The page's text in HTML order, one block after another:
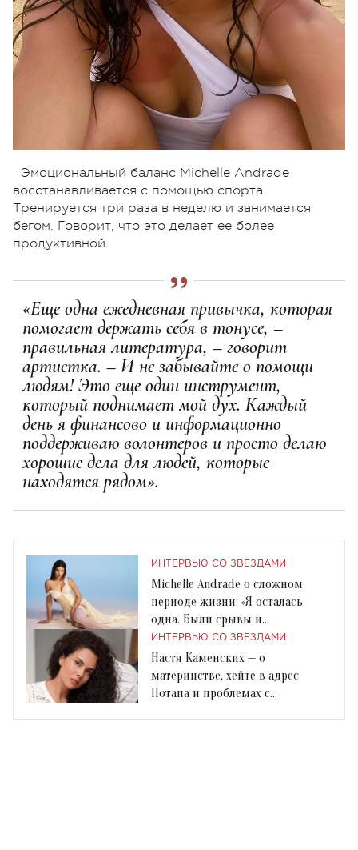
Эмоциональный баланс Michelle Andrade
восстанавливается с помощью спорта.
Тренируется три раза в неделю и занимается
бегом. Говорит, что это делает ее более
продуктивной.
«Еще одна ежедневная привычка, которая
помогает держать себя в тонусе, –
правильная литература, – говорит
артистка. – И не забывайте о помощи
людям! Это еще один инструмент,
который поднимает мой дух. Каждый
день я финансово и информационно
поддерживаю волонтеров и просто делаю
хорошие дела для людей, которые
находятся рядом».
ИНТЕРВЬЮ СО ЗВЕЗДАМИ
Michelle Andrade о сложном
периоде жизни: «Я осталась
одна. Были срывы и
депрессивные мысли»
ИНТЕРВЬЮ СО ЗВЕЗДАМИ
Настя Каменских — о
материнстве, хейте в адрес
Потапа и проблемах с